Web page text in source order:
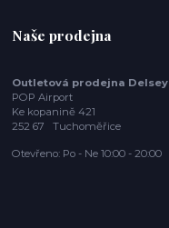
Naše prodejna
Outletová prodejna Delsey
POP Airport
Ke kopanině 421
252 67 Tuchoměřice
Otevřeno: Po - Ne 10:00 - 20:00